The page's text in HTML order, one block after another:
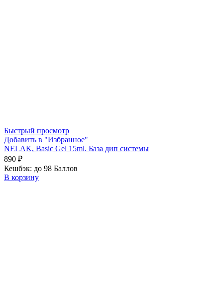
Быстрый просмотр
Добавить в "Избранное"
NELAK, Basic Gel 15ml. База дип системы
890 ₽
Кешбэк: до 98 Баллов
В корзину